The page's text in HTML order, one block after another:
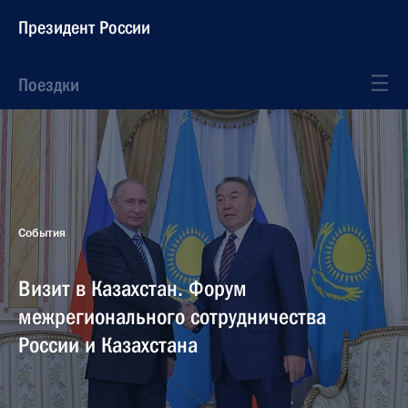
Президент России
Поездки
События
Визит в Казахстан. Форум
межрегионального сотрудничества
России и Казахстана